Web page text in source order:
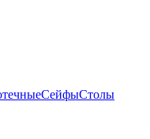
СейфыСтолы